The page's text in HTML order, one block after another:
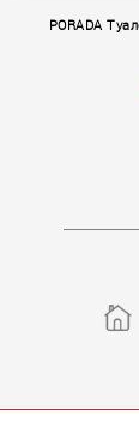
PORADA